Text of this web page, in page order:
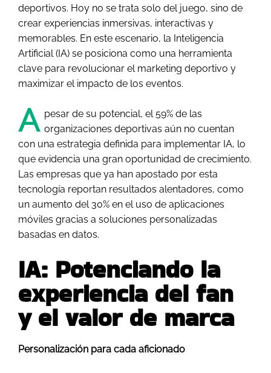
deportivos. Hoy no se trata solo del juego, sino de
crear experiencias inmersivas, interactivas y
memorables. En este escenario, la Inteligencia
Artificial (IA) se posiciona como una herramienta
clave para revolucionar el marketing deportivo y
maximizar el impacto de los eventos.
A pesar de su potencial, el 59% de las
organizaciones deportivas aún no cuentan
con una estrategia definida para implementar IA, lo
que evidencia una gran oportunidad de crecimiento.
Las empresas que ya han apostado por esta
tecnología reportan resultados alentadores, como
un aumento del 30% en el uso de aplicaciones
móviles gracias a soluciones personalizadas
basadas en datos.
IA: Potenciando la
experiencia del fan
y el valor de marca
Personalización para cada aficionado